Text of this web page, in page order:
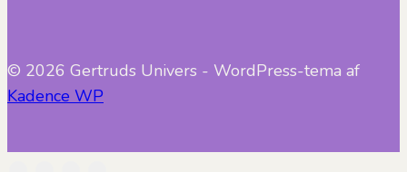
© 2026 Gertruds Univers - WordPress-tema af
Kadence WP